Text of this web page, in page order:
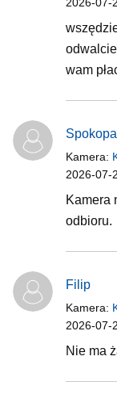
wam
Kamera:
2026-07-
Kamera
odbioru.
Filip
Kamera:
2026-07-
Nie ma